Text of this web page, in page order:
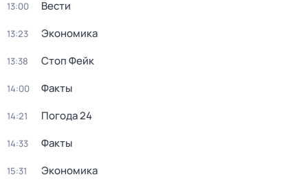
13:00 Вести
13:23 Экономика
13:38 Стоп Фейк
14:00 Факты
14:21 Погода 24
14:33 Факты
15:31 Экономика